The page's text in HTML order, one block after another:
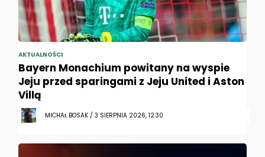
AKTUALNOŚCI
Bayern Monachium powitany na wyspie
Jeju przed sparingami z Jeju United i Aston
Villą
MICHAŁ BOSAK / 3 SIERPNIA 2026, 12:30